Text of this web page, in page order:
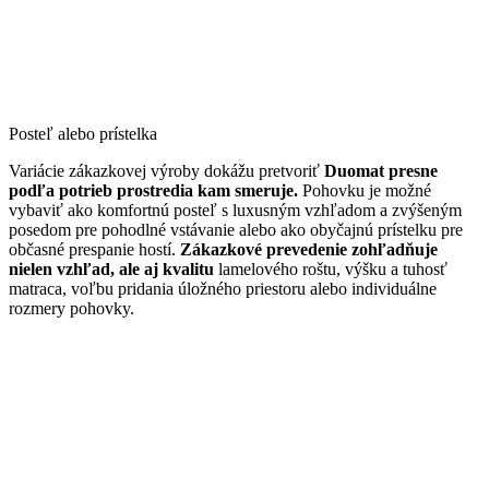
Posteľ alebo prístelka
Variácie zákazkovej výroby dokážu pretvoriť Duomat presne
podľa potrieb prostredia kam smeruje. Pohovku je možné
vybaviť ako komfortnú posteľ s luxusným vzhľadom a zvýšeným
posedom pre pohodlné vstávanie alebo ako obyčajnú prístelku pre
občasné prespanie hostí. Zákazkové prevedenie zohľadňuje
nielen vzhľad, ale aj kvalitu lamelového roštu, výšku a tuhosť
matraca, voľbu pridania úložného priestoru alebo individuálne
rozmery pohovky.